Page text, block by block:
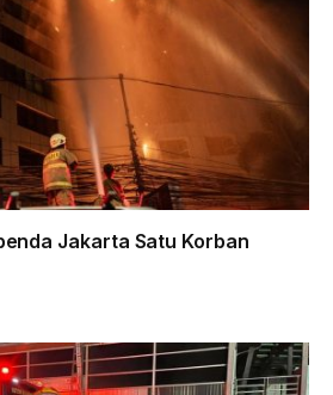
Jakarta Satu Korban